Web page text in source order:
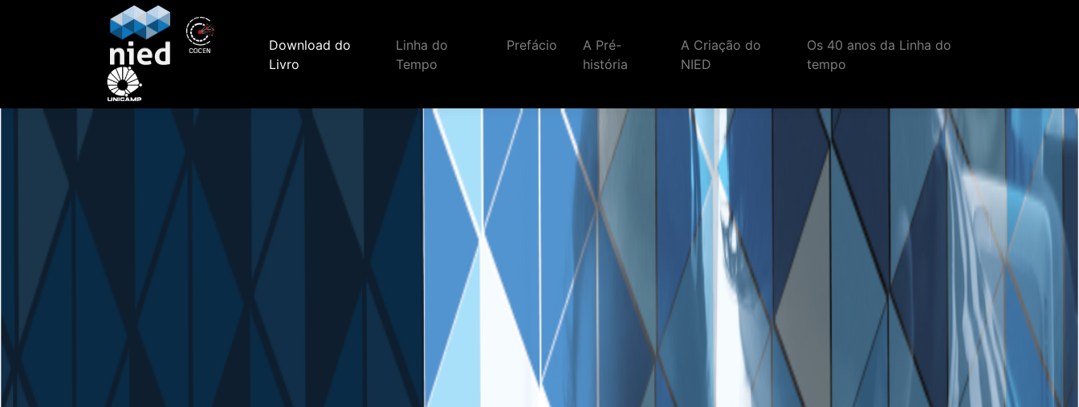
NIED 40 anos
Download do
Livro
Linha do
Tempo
Prefácio
A Pré-
história
A Criação do
NIED
Os 40 anos da Linha do
tempo